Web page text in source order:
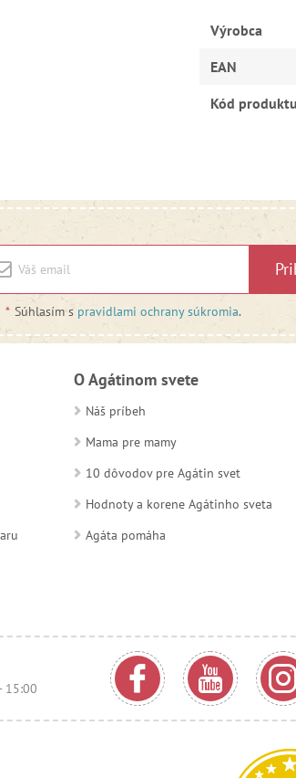
Výrobca
EAN
Kód produktu
* Súhlasím s pravidlami ochrany súkromia.
O Agátinom svete
Náš príbeh
Mama pre mamy
10 dôvodov pre Agátin svet
Hodnoty a korene Agátinho sveta
Agáta pomáha
15:00